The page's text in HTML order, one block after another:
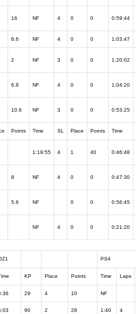
16 NF 4 0 0 0:59:44
8.6 NF 4 0 0 1:03:47
2 NF 3 0 0 1:20:02
6.8 NF 4 0 0 1:04:20
10.6 NF 3 0 0 0:53:25
Points Time SL Place Points Time
1:19:55 4 1 40 0:46:48
8 NF 4 0 0 0:47:30
5.6 NF 0 0 0:56:45
NF 4 0 0 0:21:20
PS4
KP Place Points Time Laps
29 4 10 NF
90 2 28 1:40 4